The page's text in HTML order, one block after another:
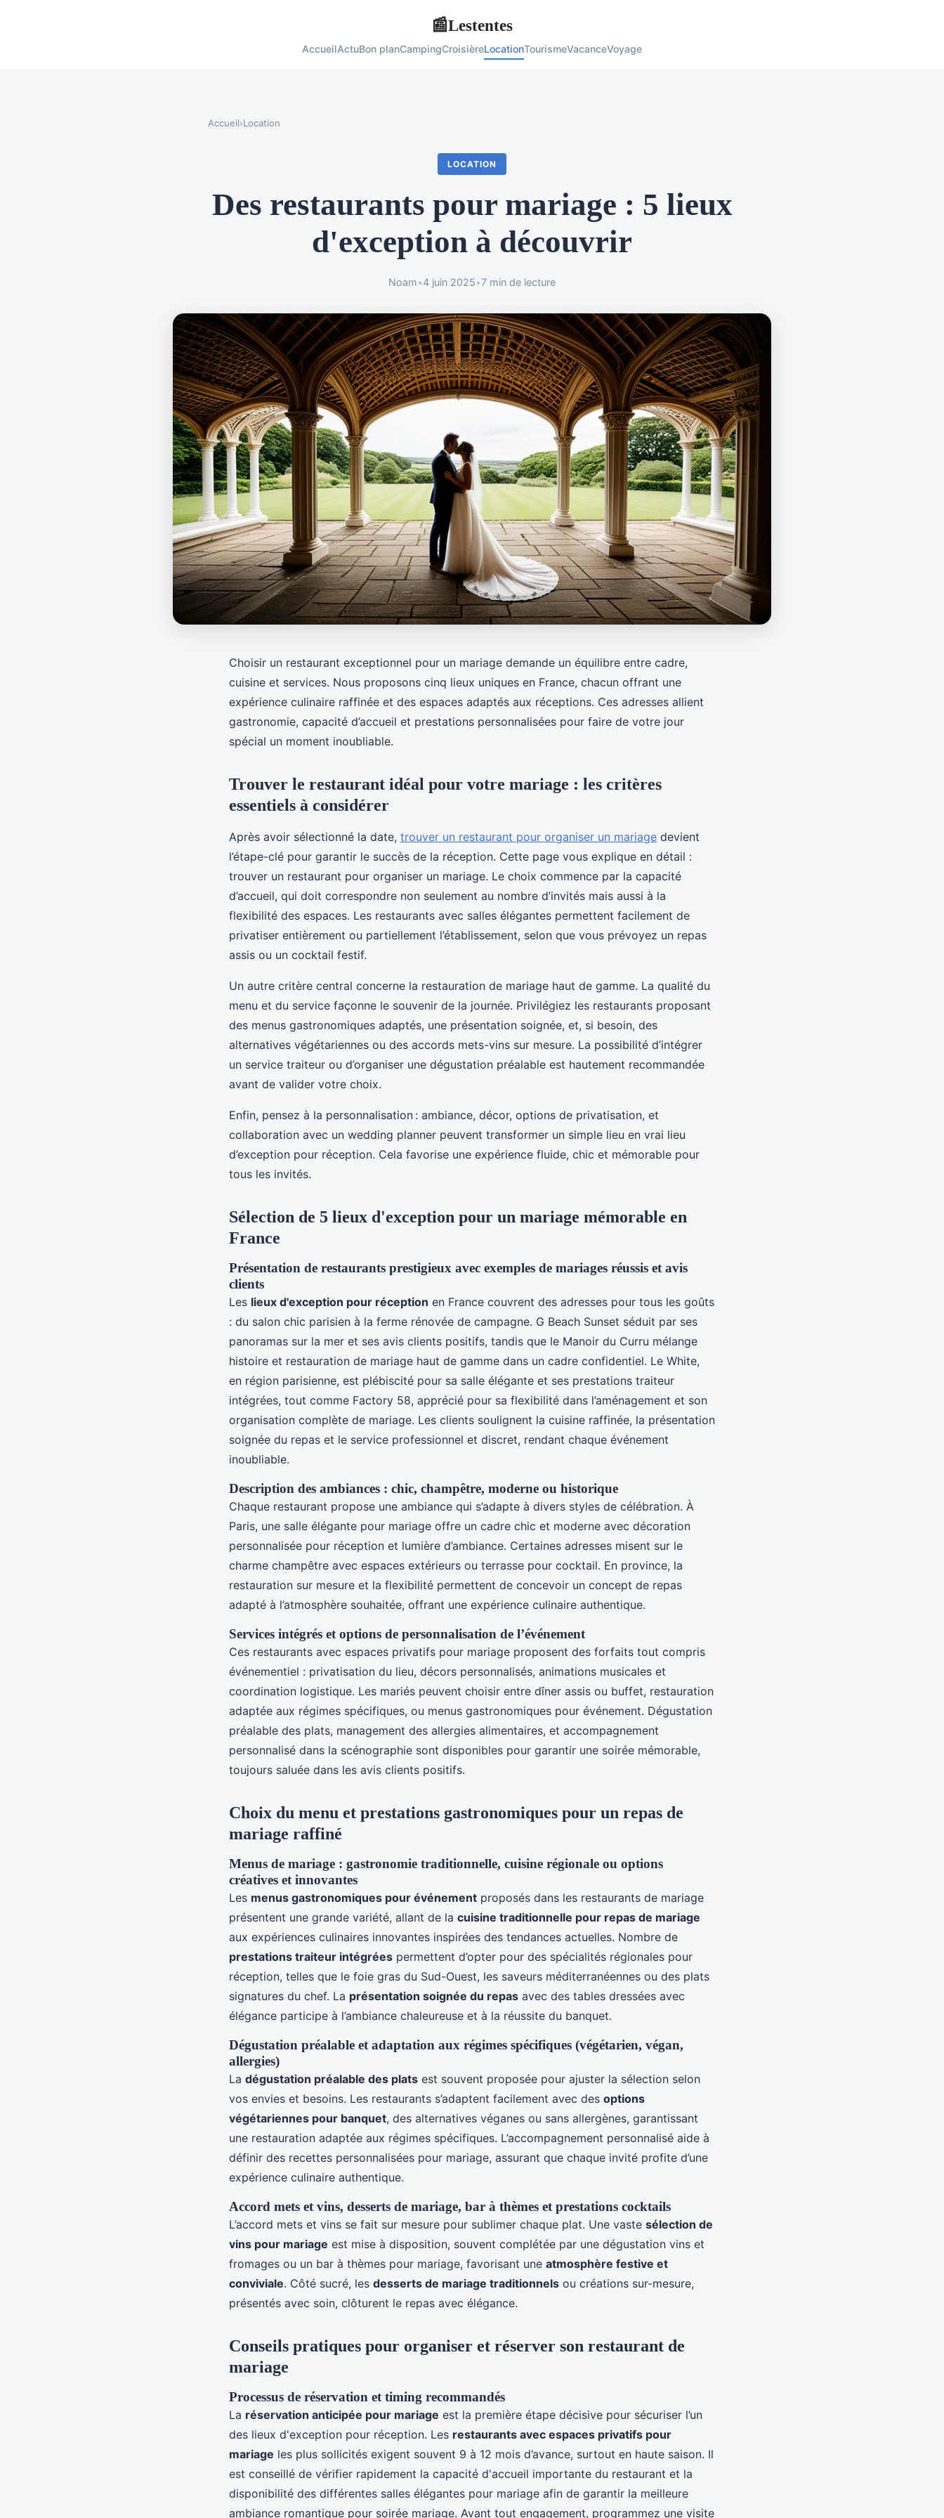
📰Lestentes
AccueilActuBon planCampingCroisièreLocationTourismeVacanceVoyage
Accueil›Location
LOCATION
Des restaurants pour mariage : 5 lieux
d'exception à découvrir
Noam•4 juin 2025•7 min de lecture
Choisir un restaurant exceptionnel pour un mariage demande un équilibre entre cadre,
cuisine et services. Nous proposons cinq lieux uniques en France, chacun offrant une
expérience culinaire raffinée et des espaces adaptés aux réceptions. Ces adresses allient
gastronomie, capacité d’accueil et prestations personnalisées pour faire de votre jour
spécial un moment inoubliable.
Trouver le restaurant idéal pour votre mariage : les critères
essentiels à considérer
Après avoir sélectionné la date, trouver un restaurant pour organiser un mariage devient
l’étape-clé pour garantir le succès de la réception. Cette page vous explique en détail :
trouver un restaurant pour organiser un mariage. Le choix commence par la capacité
d’accueil, qui doit correspondre non seulement au nombre d’invités mais aussi à la
flexibilité des espaces. Les restaurants avec salles élégantes permettent facilement de
privatiser entièrement ou partiellement l’établissement, selon que vous prévoyez un repas
assis ou un cocktail festif.
Un autre critère central concerne la restauration de mariage haut de gamme. La qualité du
menu et du service façonne le souvenir de la journée. Privilégiez les restaurants proposant
des menus gastronomiques adaptés, une présentation soignée, et, si besoin, des
alternatives végétariennes ou des accords mets-vins sur mesure. La possibilité d’intégrer
un service traiteur ou d’organiser une dégustation préalable est hautement recommandée
avant de valider votre choix.
Enfin, pensez à la personnalisation : ambiance, décor, options de privatisation, et
collaboration avec un wedding planner peuvent transformer un simple lieu en vrai lieu
d’exception pour réception. Cela favorise une expérience fluide, chic et mémorable pour
tous les invités.
Sélection de 5 lieux d'exception pour un mariage mémorable en
France
Présentation de restaurants prestigieux avec exemples de mariages réussis et avis
clients
Les lieux d'exception pour réception en France couvrent des adresses pour tous les goûts
: du salon chic parisien à la ferme rénovée de campagne. G Beach Sunset séduit par ses
panoramas sur la mer et ses avis clients positifs, tandis que le Manoir du Curru mélange
histoire et restauration de mariage haut de gamme dans un cadre confidentiel. Le White,
en région parisienne, est plébiscité pour sa salle élégante et ses prestations traiteur
intégrées, tout comme Factory 58, apprécié pour sa flexibilité dans l’aménagement et son
organisation complète de mariage. Les clients soulignent la cuisine raffinée, la présentation
soignée du repas et le service professionnel et discret, rendant chaque événement
inoubliable.
Description des ambiances : chic, champêtre, moderne ou historique
Chaque restaurant propose une ambiance qui s’adapte à divers styles de célébration. À
Paris, une salle élégante pour mariage offre un cadre chic et moderne avec décoration
personnalisée pour réception et lumière d’ambiance. Certaines adresses misent sur le
charme champêtre avec espaces extérieurs ou terrasse pour cocktail. En province, la
restauration sur mesure et la flexibilité permettent de concevoir un concept de repas
adapté à l’atmosphère souhaitée, offrant une expérience culinaire authentique.
Services intégrés et options de personnalisation de l’événement
Ces restaurants avec espaces privatifs pour mariage proposent des forfaits tout compris
événementiel : privatisation du lieu, décors personnalisés, animations musicales et
coordination logistique. Les mariés peuvent choisir entre dîner assis ou buffet, restauration
adaptée aux régimes spécifiques, ou menus gastronomiques pour événement. Dégustation
préalable des plats, management des allergies alimentaires, et accompagnement
personnalisé dans la scénographie sont disponibles pour garantir une soirée mémorable,
toujours saluée dans les avis clients positifs.
Choix du menu et prestations gastronomiques pour un repas de
mariage raffiné
Menus de mariage : gastronomie traditionnelle, cuisine régionale ou options
créatives et innovantes
Les menus gastronomiques pour événement proposés dans les restaurants de mariage
présentent une grande variété, allant de la cuisine traditionnelle pour repas de mariage
aux expériences culinaires innovantes inspirées des tendances actuelles. Nombre de
prestations traiteur intégrées permettent d’opter pour des spécialités régionales pour
réception, telles que le foie gras du Sud-Ouest, les saveurs méditerranéennes ou des plats
signatures du chef. La présentation soignée du repas avec des tables dressées avec
élégance participe à l’ambiance chaleureuse et à la réussite du banquet.
Dégustation préalable et adaptation aux régimes spécifiques (végétarien, végan,
allergies)
La dégustation préalable des plats est souvent proposée pour ajuster la sélection selon
vos envies et besoins. Les restaurants s’adaptent facilement avec des options
végétariennes pour banquet, des alternatives véganes ou sans allergènes, garantissant
une restauration adaptée aux régimes spécifiques. L’accompagnement personnalisé aide à
définir des recettes personnalisées pour mariage, assurant que chaque invité profite d’une
expérience culinaire authentique.
Accord mets et vins, desserts de mariage, bar à thèmes et prestations cocktails
L’accord mets et vins se fait sur mesure pour sublimer chaque plat. Une vaste sélection de
vins pour mariage est mise à disposition, souvent complétée par une dégustation vins et
fromages ou un bar à thèmes pour mariage, favorisant une atmosphère festive et
conviviale. Côté sucré, les desserts de mariage traditionnels ou créations sur-mesure,
présentés avec soin, clôturent le repas avec élégance.
Conseils pratiques pour organiser et réserver son restaurant de
mariage
Processus de réservation et timing recommandés
La réservation anticipée pour mariage est la première étape décisive pour sécuriser l’un
des lieux d'exception pour réception. Les restaurants avec espaces privatifs pour
mariage les plus sollicités exigent souvent 9 à 12 mois d’avance, surtout en haute saison. Il
est conseillé de vérifier rapidement la capacité d'accueil importante du restaurant et la
disponibilité des différentes salles élégantes pour mariage afin de garantir la meilleure
ambiance romantique pour soirée mariage. Avant tout engagement, programmez une visite